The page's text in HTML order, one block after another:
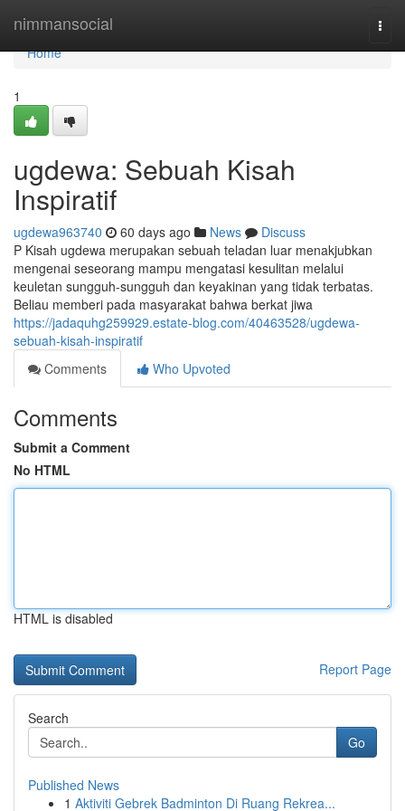
nimmansocial
Home
Home
1
ugdewa: Sebuah Kisah
Inspiratif
ugdewa963740 60 days ago News
Discuss
P Kisah ugdewa merupakan sebuah teladan luar menakjubkan
mengenai seseorang mampu mengatasi kesulitan melalui
keuletan sungguh-sungguh dan keyakinan yang tidak terbatas.
Beliau memberi pada masyarakat bahwa berkat jiwa
https://jadaquhg259929.estate-blog.com/40463528/ugdewa-
sebuah-kisah-inspiratif
Comments
Who Upvoted
Comments
Submit a Comment
No HTML
HTML is disabled
Report Page
Search
Go
Published News
1 Aktiviti Gebrek Badminton Di Ruang Rekrea...